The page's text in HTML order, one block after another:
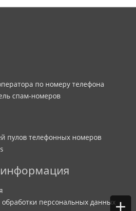
по номеру телефона
спам-номеров
пулов телефонных номеров
персональных данных